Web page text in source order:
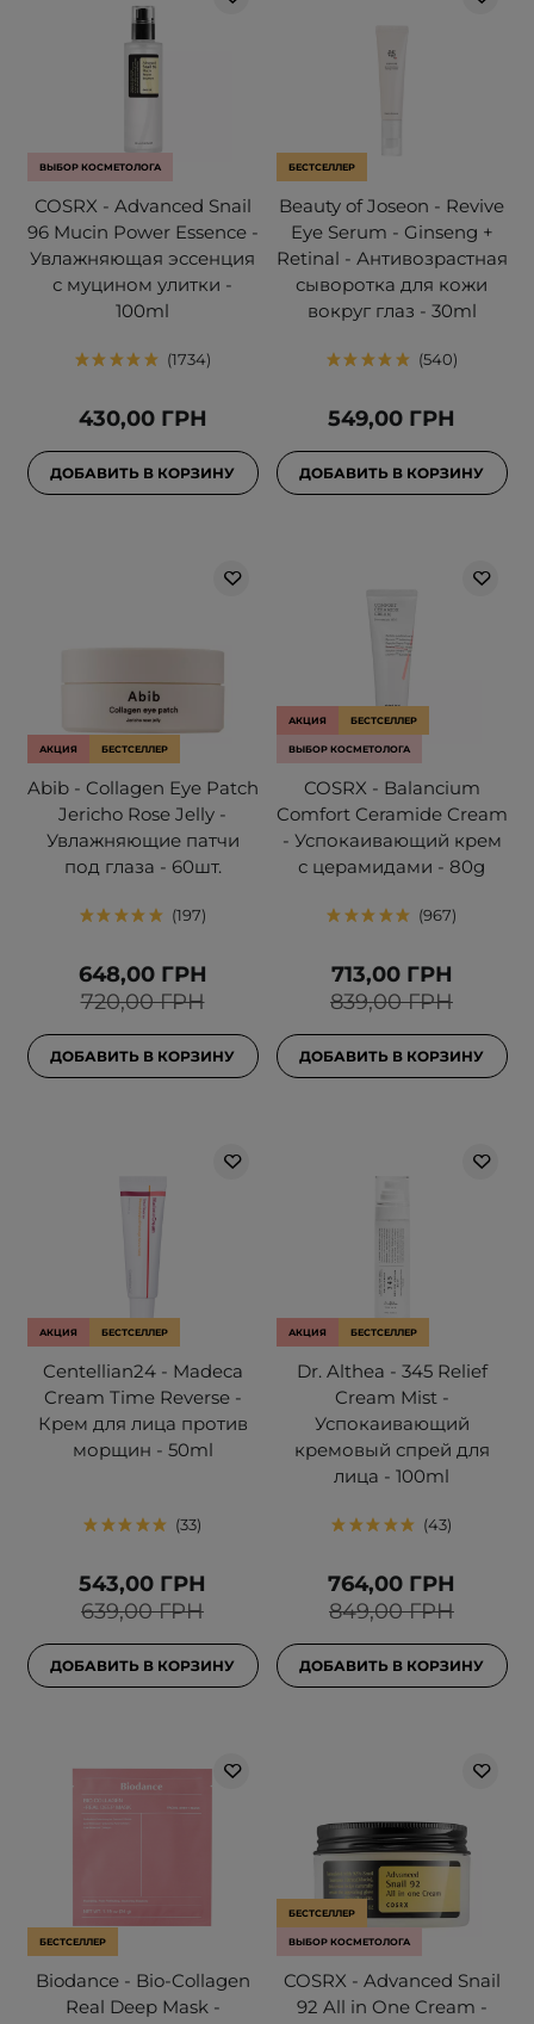
ВЫБОР КОСМЕТОЛОГА
COSRX - Advanced Snail
96 Mucin Power Essence -
Увлажняющая эссенция
с муцином улитки -
100ml
1734
430,00 ГРН
ДОБАВИТЬ В КОРЗИНУ
БЕСТСЕЛЛЕР
Beauty of Joseon - Revive
Eye Serum - Ginseng +
Retinal - Антивозрастная
сыворотка для кожи
вокруг глаз - 30ml
540
549,00 ГРН
ДОБАВИТЬ В КОРЗИНУ
АКЦИЯ БЕСТСЕЛЛЕР
Abib - Collagen Eye Patch
Jericho Rose Jelly -
Увлажняющие патчи
под глаза - 60шт.
197
720,00 ГРН
648,00 ГРН
ДОБАВИТЬ В КОРЗИНУ
АКЦИЯ БЕСТСЕЛЛЕР
ВЫБОР КОСМЕТОЛОГА
COSRX - Balancium
Comfort Ceramide Cream
- Успокаивающий крем
с церамидами - 80g
967
839,00 ГРН
713,00 ГРН
ДОБАВИТЬ В КОРЗИНУ
АКЦИЯ БЕСТСЕЛЛЕР
Centellian24 - Madeca
Cream Time Reverse -
Крем для лица против
морщин - 50ml
33
639,00 ГРН
543,00 ГРН
ДОБАВИТЬ В КОРЗИНУ
АКЦИЯ БЕСТСЕЛЛЕР
Dr. Althea - 345 Relief
Cream Mist -
Успокаивающий
кремовый спрей для
лица - 100ml
43
849,00 ГРН
764,00 ГРН
ДОБАВИТЬ В КОРЗИНУ
БЕСТСЕЛЛЕР
Biodance - Bio-Collagen
Real Deep Mask -
БЕСТСЕЛЛЕР
ВЫБОР КОСМЕТОЛОГА
COSRX - Advanced Snail
92 All in One Cream -